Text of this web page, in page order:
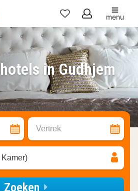
Mijn
favorieten
menu
in Gudhjem
Vertrek
Zoeken